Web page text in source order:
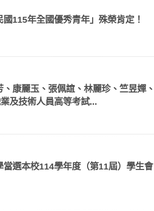
115年全國優秀青年」殊榮肯定！
康麗玉、張佩誼、林麗珍、竺昱嬋、
及技術人員高等考試...
選本校114學年度（第11屆）學生會